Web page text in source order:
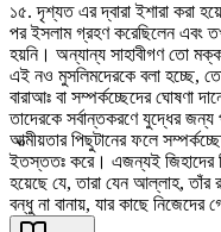
১৫. দৃশ্যত এর দ্বারা ইশারা করা
পর ইসলাম গ্রহণ করেছিলেন এবং
হয়নি। অন্যান্য সাহাবীগণ তো
এই নও মুসলিমদেরকে বলা হচ্ছে,
বারাআঃ বা সম্পর্কচ্ছেদের ঘোষণা
তাদেরকে সর্বান্তকরণে যুদ্ধের
আত্মীয়তার পিছুটানের ফলে
ইতস্ততঃ করে। এজন্যই জিহাদের
হয়েছে যে, তারা যেন আল্লাহ,
বন্ধু না বানায়, যার কাছে